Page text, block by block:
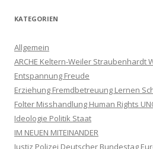
KATEGORIEN
Allgemein
ARCHE Keltern-Weiler Straubenhardt
Entspannung Freude
Erziehung Fremdbetreuung Lernen
Folter Misshandlung Human Rights
Ideologie Politik Staat
IM NEUEN MITEINANDER
Justiz Polizei Deutscher Bundestag